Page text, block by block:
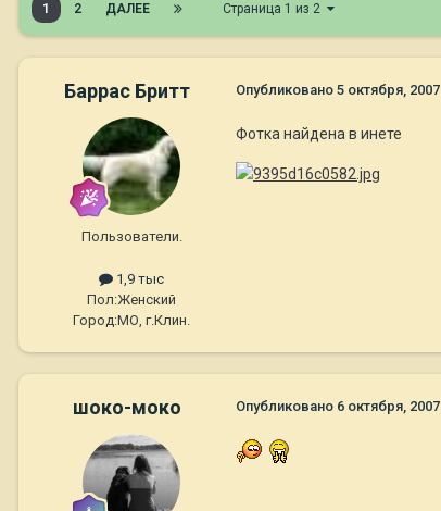
1 2 ДАЛЕЕ Страница 1 из 2
Баррас Бритт
Пользователи.
1,9 тыс
Пол:Женский
Город:МО, г.Клин.
Опубликовано 5 октября, 2007
Фотка найдена в инете
шоко-моко Опубликовано 6 октября, 2007